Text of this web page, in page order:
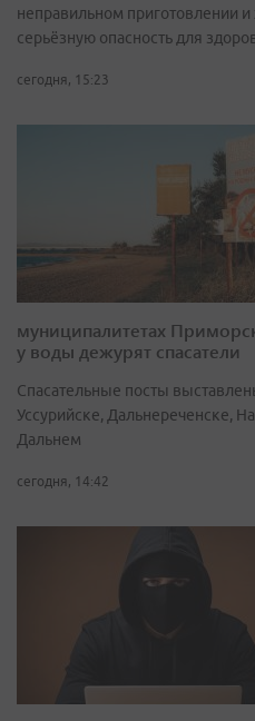
неправильном приготовлении и
серьёзную опасность для
сегодня, 15:23
муниципалитетах
у воды дежурят спасатели
Спасательные посты
Уссурийске, Дальнереченске,
Дальнем
сегодня, 14:42